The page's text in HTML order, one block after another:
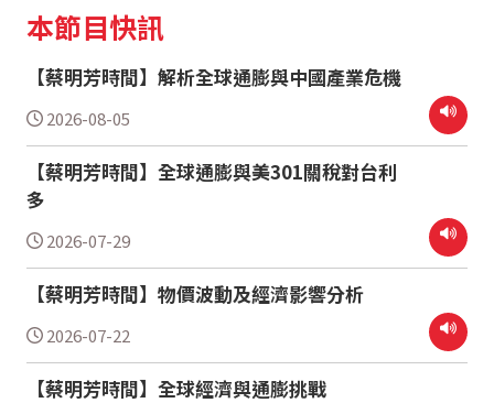
本節目快訊
【蔡明芳時間】解析全球通膨與中國產業危機
2026-08-05
【蔡明芳時間】全球通膨與美301關稅對台利
多
2026-07-29
【蔡明芳時間】物價波動及經濟影響分析
2026-07-22
【蔡明芳時間】全球經濟與通膨挑戰